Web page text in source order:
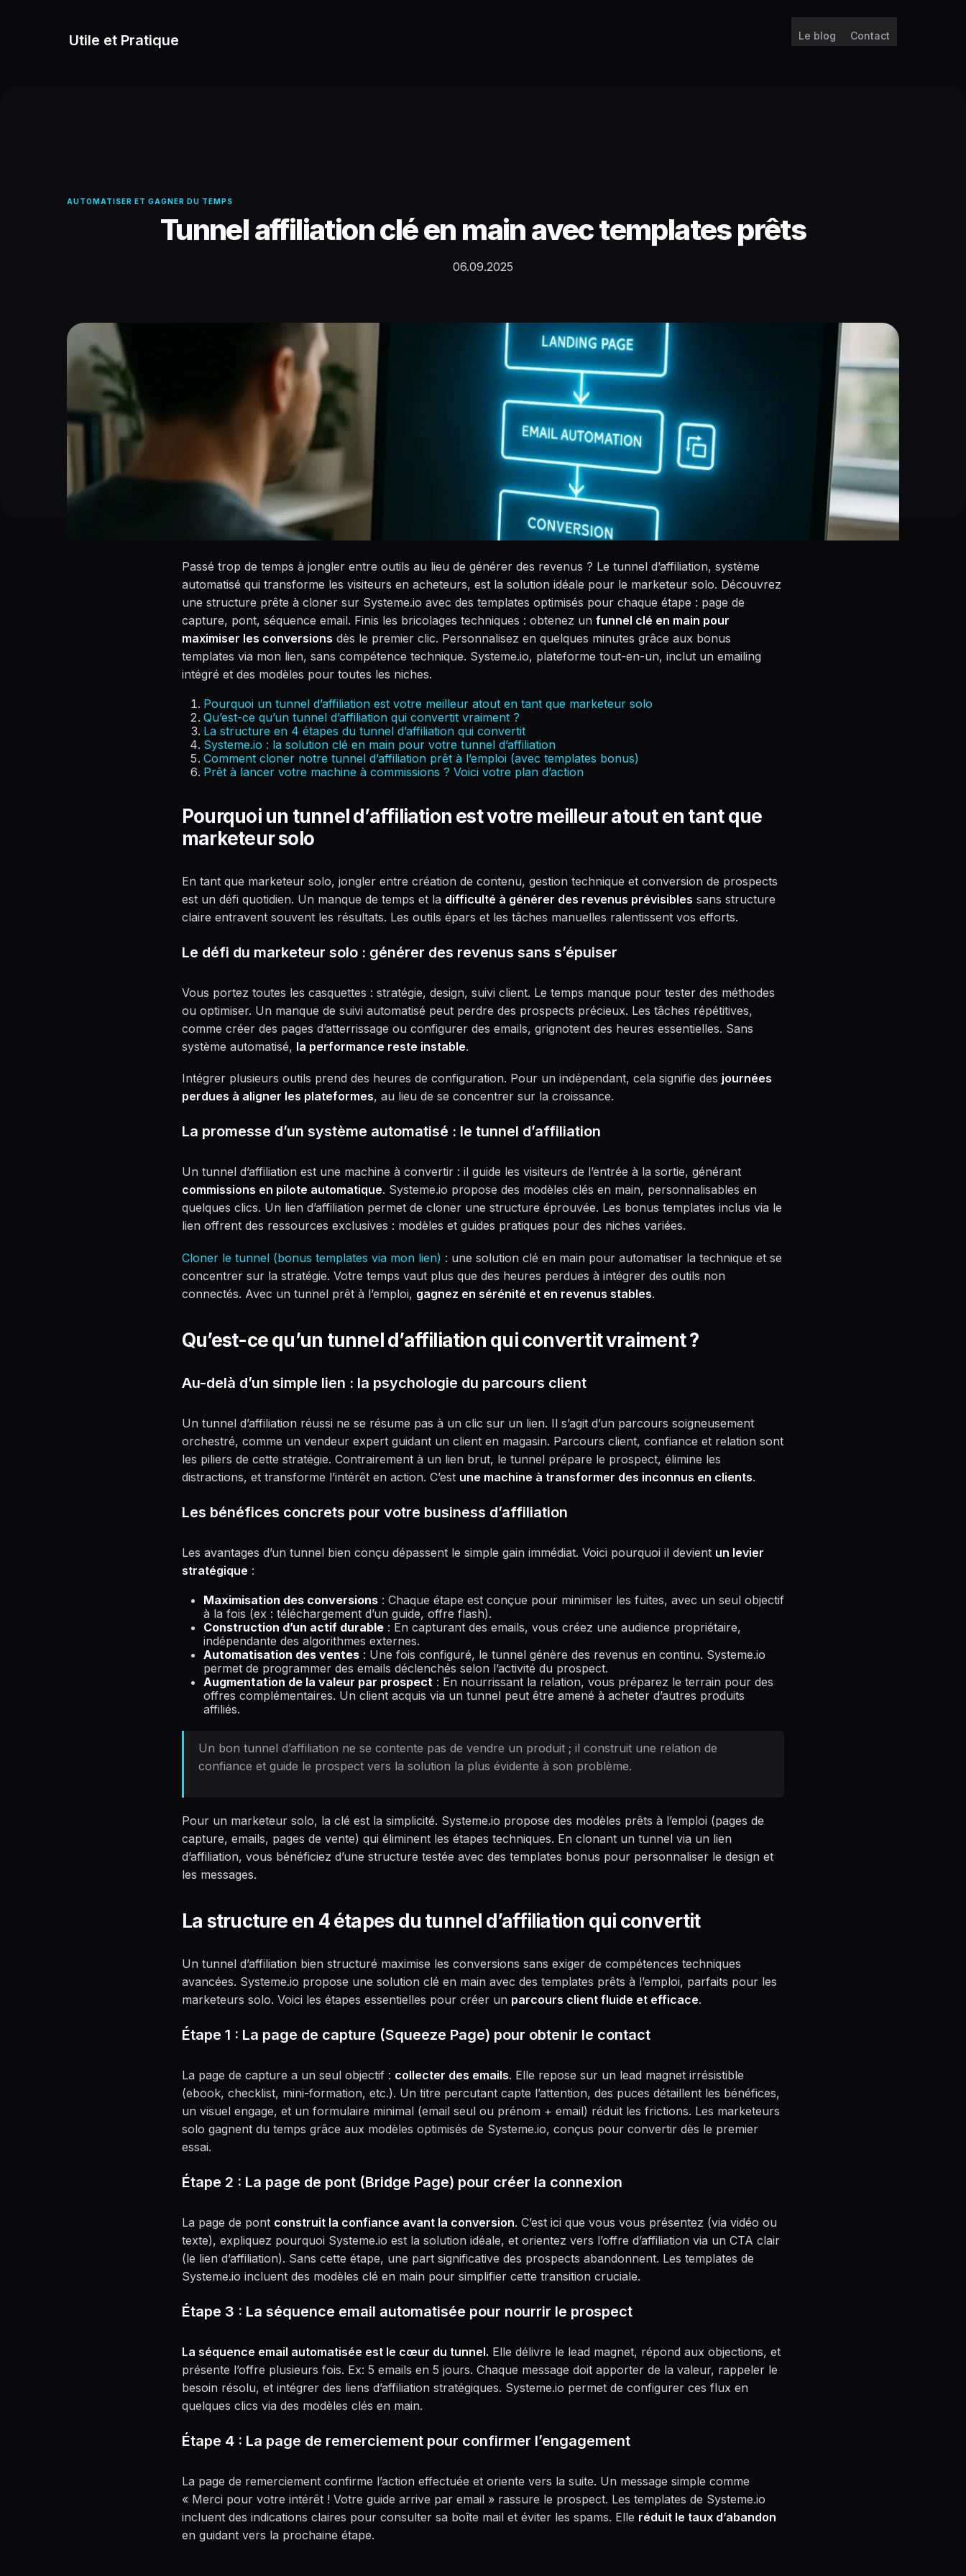
Utile et Pratique Le blog Contact
AUTOMATISER ET GAGNER DU TEMPS
Tunnel affiliation clé en main avec templates prêts
06.09.2025
Passé trop de temps à jongler entre outils au lieu de générer des revenus ? Le tunnel d’affiliation, système
automatisé qui transforme les visiteurs en acheteurs, est la solution idéale pour le marketeur solo. Découvrez
une structure prête à cloner sur Systeme.io avec des templates optimisés pour chaque étape : page de
capture, pont, séquence email. Finis les bricolages techniques : obtenez un funnel clé en main pour
maximiser les conversions dès le premier clic. Personnalisez en quelques minutes grâce aux bonus
templates via mon lien, sans compétence technique. Systeme.io, plateforme tout-en-un, inclut un emailing
intégré et des modèles pour toutes les niches.
Pourquoi un tunnel d’affiliation est votre meilleur atout en tant que marketeur solo
Qu’est-ce qu’un tunnel d’affiliation qui convertit vraiment ?
La structure en 4 étapes du tunnel d’affiliation qui convertit
Systeme.io : la solution clé en main pour votre tunnel d’affiliation
Comment cloner notre tunnel d’affiliation prêt à l’emploi (avec templates bonus)
Prêt à lancer votre machine à commissions ? Voici votre plan d’action
Pourquoi un tunnel d’affiliation est votre meilleur atout en tant que
marketeur solo
En tant que marketeur solo, jongler entre création de contenu, gestion technique et conversion de prospects
est un défi quotidien. Un manque de temps et la difficulté à générer des revenus prévisibles sans structure
claire entravent souvent les résultats. Les outils épars et les tâches manuelles ralentissent vos efforts.
Le défi du marketeur solo : générer des revenus sans s’épuiser
Vous portez toutes les casquettes : stratégie, design, suivi client. Le temps manque pour tester des méthodes
ou optimiser. Un manque de suivi automatisé peut perdre des prospects précieux. Les tâches répétitives,
comme créer des pages d’atterrissage ou configurer des emails, grignotent des heures essentielles. Sans
système automatisé, la performance reste instable.
Intégrer plusieurs outils prend des heures de configuration. Pour un indépendant, cela signifie des journées
perdues à aligner les plateformes, au lieu de se concentrer sur la croissance.
La promesse d’un système automatisé : le tunnel d’affiliation
Un tunnel d’affiliation est une machine à convertir : il guide les visiteurs de l’entrée à la sortie, générant
commissions en pilote automatique. Systeme.io propose des modèles clés en main, personnalisables en
quelques clics. Un lien d’affiliation permet de cloner une structure éprouvée. Les bonus templates inclus via le
lien offrent des ressources exclusives : modèles et guides pratiques pour des niches variées.
Cloner le tunnel (bonus templates via mon lien) : une solution clé en main pour automatiser la technique et se
concentrer sur la stratégie. Votre temps vaut plus que des heures perdues à intégrer des outils non
connectés. Avec un tunnel prêt à l’emploi, gagnez en sérénité et en revenus stables.
Qu’est-ce qu’un tunnel d’affiliation qui convertit vraiment ?
Au-delà d’un simple lien : la psychologie du parcours client
Un tunnel d’affiliation réussi ne se résume pas à un clic sur un lien. Il s’agit d’un parcours soigneusement
orchestré, comme un vendeur expert guidant un client en magasin. Parcours client, confiance et relation sont
les piliers de cette stratégie. Contrairement à un lien brut, le tunnel prépare le prospect, élimine les
distractions, et transforme l’intérêt en action. C’est une machine à transformer des inconnus en clients.
Les bénéfices concrets pour votre business d’affiliation
Les avantages d’un tunnel bien conçu dépassent le simple gain immédiat. Voici pourquoi il devient un levier
stratégique :
Maximisation des conversions : Chaque étape est conçue pour minimiser les fuites, avec un seul objectif
à la fois (ex : téléchargement d’un guide, offre flash).
Construction d’un actif durable : En capturant des emails, vous créez une audience propriétaire,
indépendante des algorithmes externes.
Automatisation des ventes : Une fois configuré, le tunnel génère des revenus en continu. Systeme.io
permet de programmer des emails déclenchés selon l’activité du prospect.
Augmentation de la valeur par prospect : En nourrissant la relation, vous préparez le terrain pour des
offres complémentaires. Un client acquis via un tunnel peut être amené à acheter d’autres produits
affiliés.
Un bon tunnel d’affiliation ne se contente pas de vendre un produit ; il construit une relation de
confiance et guide le prospect vers la solution la plus évidente à son problème.
Pour un marketeur solo, la clé est la simplicité. Systeme.io propose des modèles prêts à l’emploi (pages de
capture, emails, pages de vente) qui éliminent les étapes techniques. En clonant un tunnel via un lien
d’affiliation, vous bénéficiez d’une structure testée avec des templates bonus pour personnaliser le design et
les messages.
La structure en 4 étapes du tunnel d’affiliation qui convertit
Un tunnel d’affiliation bien structuré maximise les conversions sans exiger de compétences techniques
avancées. Systeme.io propose une solution clé en main avec des templates prêts à l’emploi, parfaits pour les
marketeurs solo. Voici les étapes essentielles pour créer un parcours client fluide et efficace.
Étape 1 : La page de capture (Squeeze Page) pour obtenir le contact
La page de capture a un seul objectif : collecter des emails. Elle repose sur un lead magnet irrésistible
(ebook, checklist, mini-formation, etc.). Un titre percutant capte l’attention, des puces détaillent les bénéfices,
un visuel engage, et un formulaire minimal (email seul ou prénom + email) réduit les frictions. Les marketeurs
solo gagnent du temps grâce aux modèles optimisés de Systeme.io, conçus pour convertir dès le premier
essai.
Étape 2 : La page de pont (Bridge Page) pour créer la connexion
La page de pont construit la confiance avant la conversion. C’est ici que vous vous présentez (via vidéo ou
texte), expliquez pourquoi Systeme.io est la solution idéale, et orientez vers l’offre d’affiliation via un CTA clair
(le lien d’affiliation). Sans cette étape, une part significative des prospects abandonnent. Les templates de
Systeme.io incluent des modèles clé en main pour simplifier cette transition cruciale.
Étape 3 : La séquence email automatisée pour nourrir le prospect
La séquence email automatisée est le cœur du tunnel. Elle délivre le lead magnet, répond aux objections, et
présente l’offre plusieurs fois. Ex: 5 emails en 5 jours. Chaque message doit apporter de la valeur, rappeler le
besoin résolu, et intégrer des liens d’affiliation stratégiques. Systeme.io permet de configurer ces flux en
quelques clics via des modèles clés en main.
Étape 4 : La page de remerciement pour confirmer l’engagement
La page de remerciement confirme l’action effectuée et oriente vers la suite. Un message simple comme
« Merci pour votre intérêt ! Votre guide arrive par email » rassure le prospect. Les templates de Systeme.io
incluent des indications claires pour consulter sa boîte mail et éviter les spams. Elle réduit le taux d’abandon
en guidant vers la prochaine étape.